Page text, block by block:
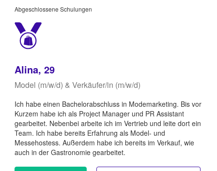
Abgeschlossene Schulungen
Alina, 29
Model (m/w/d) & Verkäufer/in (m/w/d)
Ich habe einen Bachelorabschluss in Modemarketing. Bis vor
Kurzem habe ich als Project Manager und PR Assistant
gearbeitet. Nebenbei arbeite ich im Vertrieb und leite dort ein
Team. Ich habe bereits Erfahrung als Model- und
Messehostess. Außerdem habe ich bereits im Verkauf, wie
auch in der Gastronomie gearbeitet.